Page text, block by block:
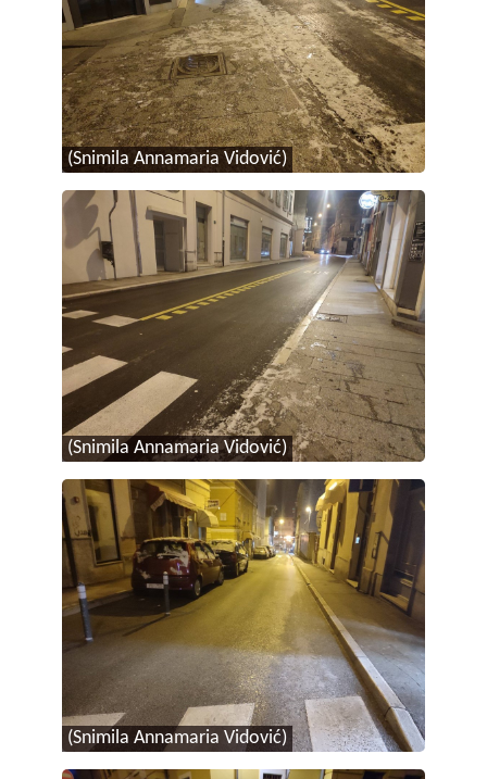
(Snimila Annamaria Vidović)
(Snimila Annamaria Vidović)
(Snimila Annamaria Vidović)